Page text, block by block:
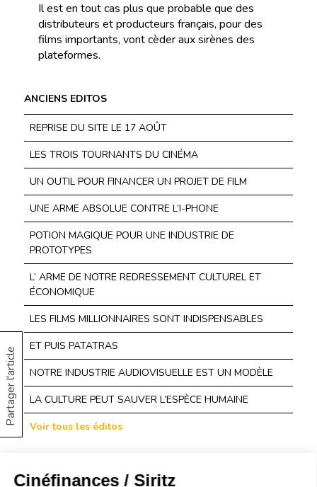
Partager l'article
Il est en tout cas plus que probable que des
distributeurs et producteurs français, pour des
films importants, vont cèder aux sirènes des
plateformes.
ANCIENS EDITOS
REPRISE DU SITE LE 17 AOÛT
LES TROIS TOURNANTS DU CINÉMA
UN OUTIL POUR FINANCER UN PROJET DE FILM
UNE ARME ABSOLUE CONTRE L’I-PHONE
POTION MAGIQUE POUR UNE INDUSTRIE DE
PROTOTYPES
L’ ARME DE NOTRE REDRESSEMENT CULTUREL ET
ÉCONOMIQUE
LES FILMS MILLIONNAIRES SONT INDISPENSABLES
ET PUIS PATATRAS
NOTRE INDUSTRIE AUDIOVISUELLE EST UN MODÈLE
LA CULTURE PEUT SAUVER L’ESPÈCE HUMAINE
Voir tous les éditos